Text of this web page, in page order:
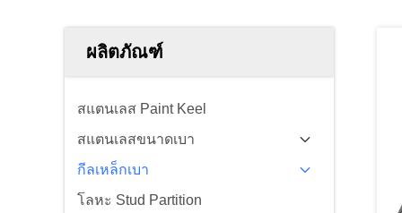
ผลิตภัณฑ์
สแตนเลส Paint Keel
สแตนเลสขนาดเบา
กีลเหล็กเบา
โลหะ Stud Partition